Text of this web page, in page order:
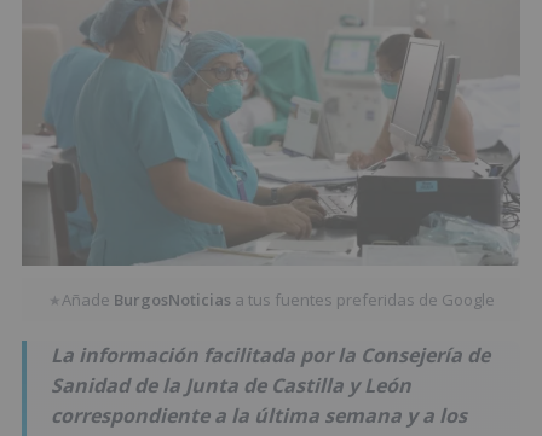
★Añade BurgosNoticias a tus fuentes preferidas de Google
La información facilitada por la Consejería de
Sanidad de la Junta de Castilla y León
correspondiente a la última semana y a los